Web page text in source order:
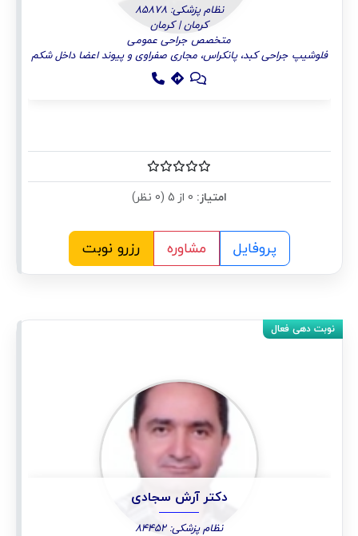
نظام پزشکی: 85878
کرمان | کرمان
متخصص جراحی عمومی
فلوشیپ جراحی کبد، پانکراس، مجاری صفراوی و پیوند اعضا داخل شکم
امتیاز:
پروفایل مشاوره رزرو نوبت
دکتر آرش سجادی
نظام پزشکی: 84452